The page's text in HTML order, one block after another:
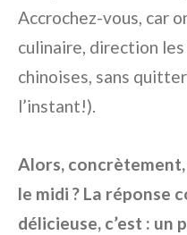
Accrochez-vous, car
culinaire, direction
chinoises, sans
l’instant!).
Alors,
le midi ? La réponse
délicieuse, c’est :